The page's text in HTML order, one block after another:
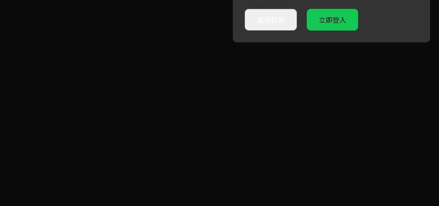
立即登入